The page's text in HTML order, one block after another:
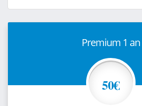
Premium 1 an
50€